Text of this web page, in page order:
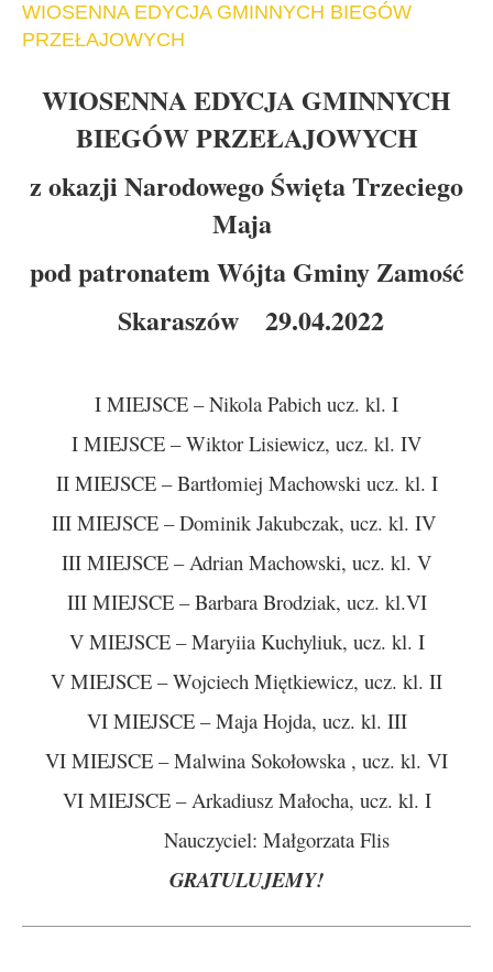
WIOSENNA EDYCJA GMINNYCH BIEGÓW
PRZEŁAJOWYCH
WIOSENNA EDYCJA GMINNYCH
BIEGÓW PRZEŁAJOWYCH
z okazji Narodowego Święta Trzeciego
Maja
pod patronatem Wójta Gminy Zamość
Skaraszów 29.04.2022
I MIEJSCE – Nikola Pabich ucz. kl. I
I MIEJSCE – Wiktor Lisiewicz, ucz. kl. IV
II MIEJSCE – Bartłomiej Machowski ucz. kl. I
III MIEJSCE – Dominik Jakubczak, ucz. kl. IV
III MIEJSCE – Adrian Machowski, ucz. kl. V
III MIEJSCE – Barbara Brodziak, ucz. kl.VI
V MIEJSCE – Maryiia Kuchyliuk, ucz. kl. I
V MIEJSCE – Wojciech Miętkiewicz, ucz. kl. II
VI MIEJSCE – Maja Hojda, ucz. kl. III
VI MIEJSCE – Malwina Sokołowska , ucz. kl. VI
VI MIEJSCE – Arkadiusz Małocha, ucz. kl. I
Nauczyciel: Małgorzata Flis
GRATULUJEMY!